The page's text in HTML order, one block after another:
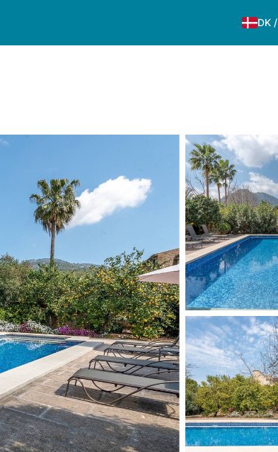
DK /